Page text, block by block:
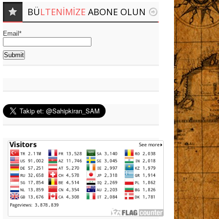
BÜLTENIMIZEABONE OLUN
Email*